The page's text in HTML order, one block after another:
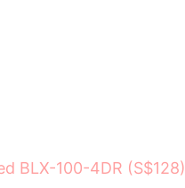
BLX-100-4DR (S$128)